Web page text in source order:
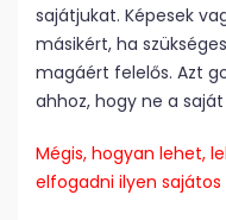
sajátjukat. Képesek
másikért, ha
magáért felelős. Azt
ahhoz, hogy ne a
Mégis, hogyan lehet,
elfogadni ilyen